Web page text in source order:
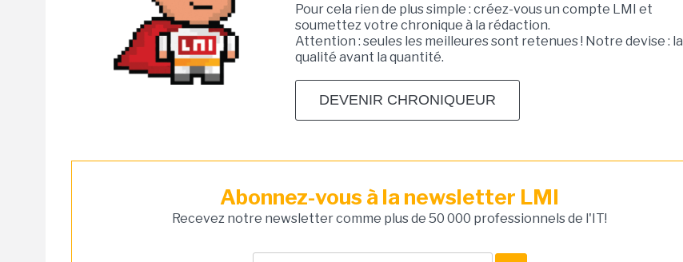
Pour cela rien de plus simple : créez-vous un compte LMI et
soumettez votre chronique à la rédaction.
Attention : seules les meilleures sont retenues ! Notre devise : la
qualité avant la quantité.
DEVENIR CHRONIQUEUR
Abonnez-vous à la newsletter LMI
Recevez notre newsletter comme plus de 50 000 professionnels de l'IT!